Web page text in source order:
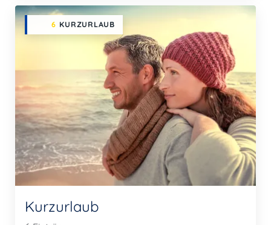
6 KURZURLAUB
Kurzurlaub